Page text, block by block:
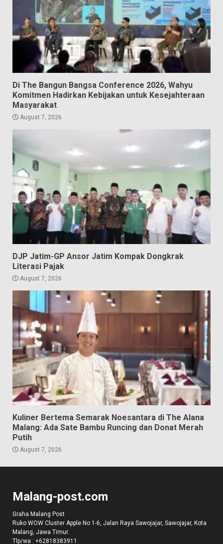
Di The Bangun Bangsa Conference 2026, Wahyu
Komitmen Hadirkan Kebijakan untuk Kesejahteraan
Masyarakat
August 7, 2026
DJP Jatim-GP Ansor Jatim Kompak Dongkrak
Literasi Pajak
August 7, 2026
Kuliner Bertema Semarak Noesantara di The Alana
Malang: Ada Sate Bambu Runcing dan Donat Merah
Putih
August 7, 2026
Malang-post.com
Graha Malang Post
Ruko WOW Cluster Apple No 1-6, Jalan Raya Sawojajar, Sawojajar, Kota
Malang, Jawa Timur.
Tlp/wa : +62818383911